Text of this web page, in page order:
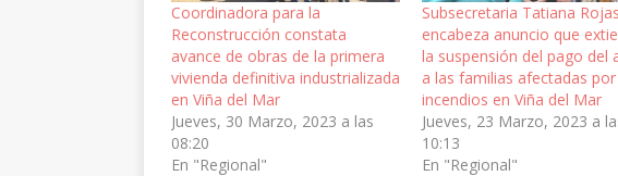
Coordinadora para la
Reconstrucción constata
avance de obras de la primera
vivienda definitiva industrializada
en Viña del Mar
Jueves, 30 Marzo, 2023 a las
08:20
En "Regional"
Subsecretaria Tatiana Rojas
encabeza anuncio que
la suspensión del pago del
a las familias afectadas
incendios en Viña del Mar
Jueves, 23 Marzo, 2023 a
10:13
En "Regional"